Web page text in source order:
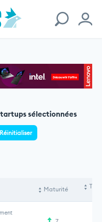
sélectionnées
Réinitialiser
Maturité